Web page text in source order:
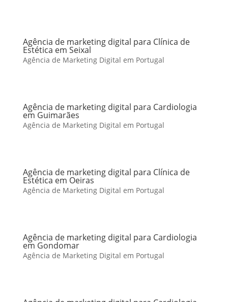
Agência de marketing digital para Clínica de
Estética em Seixal
Agência de Marketing Digital em Portugal
Agência de marketing digital para Cardiologia
em Guimarães
Agência de Marketing Digital em Portugal
Agência de marketing digital para Clínica de
Estética em Oeiras
Agência de Marketing Digital em Portugal
Agência de marketing digital para Cardiologia
em Gondomar
Agência de Marketing Digital em Portugal